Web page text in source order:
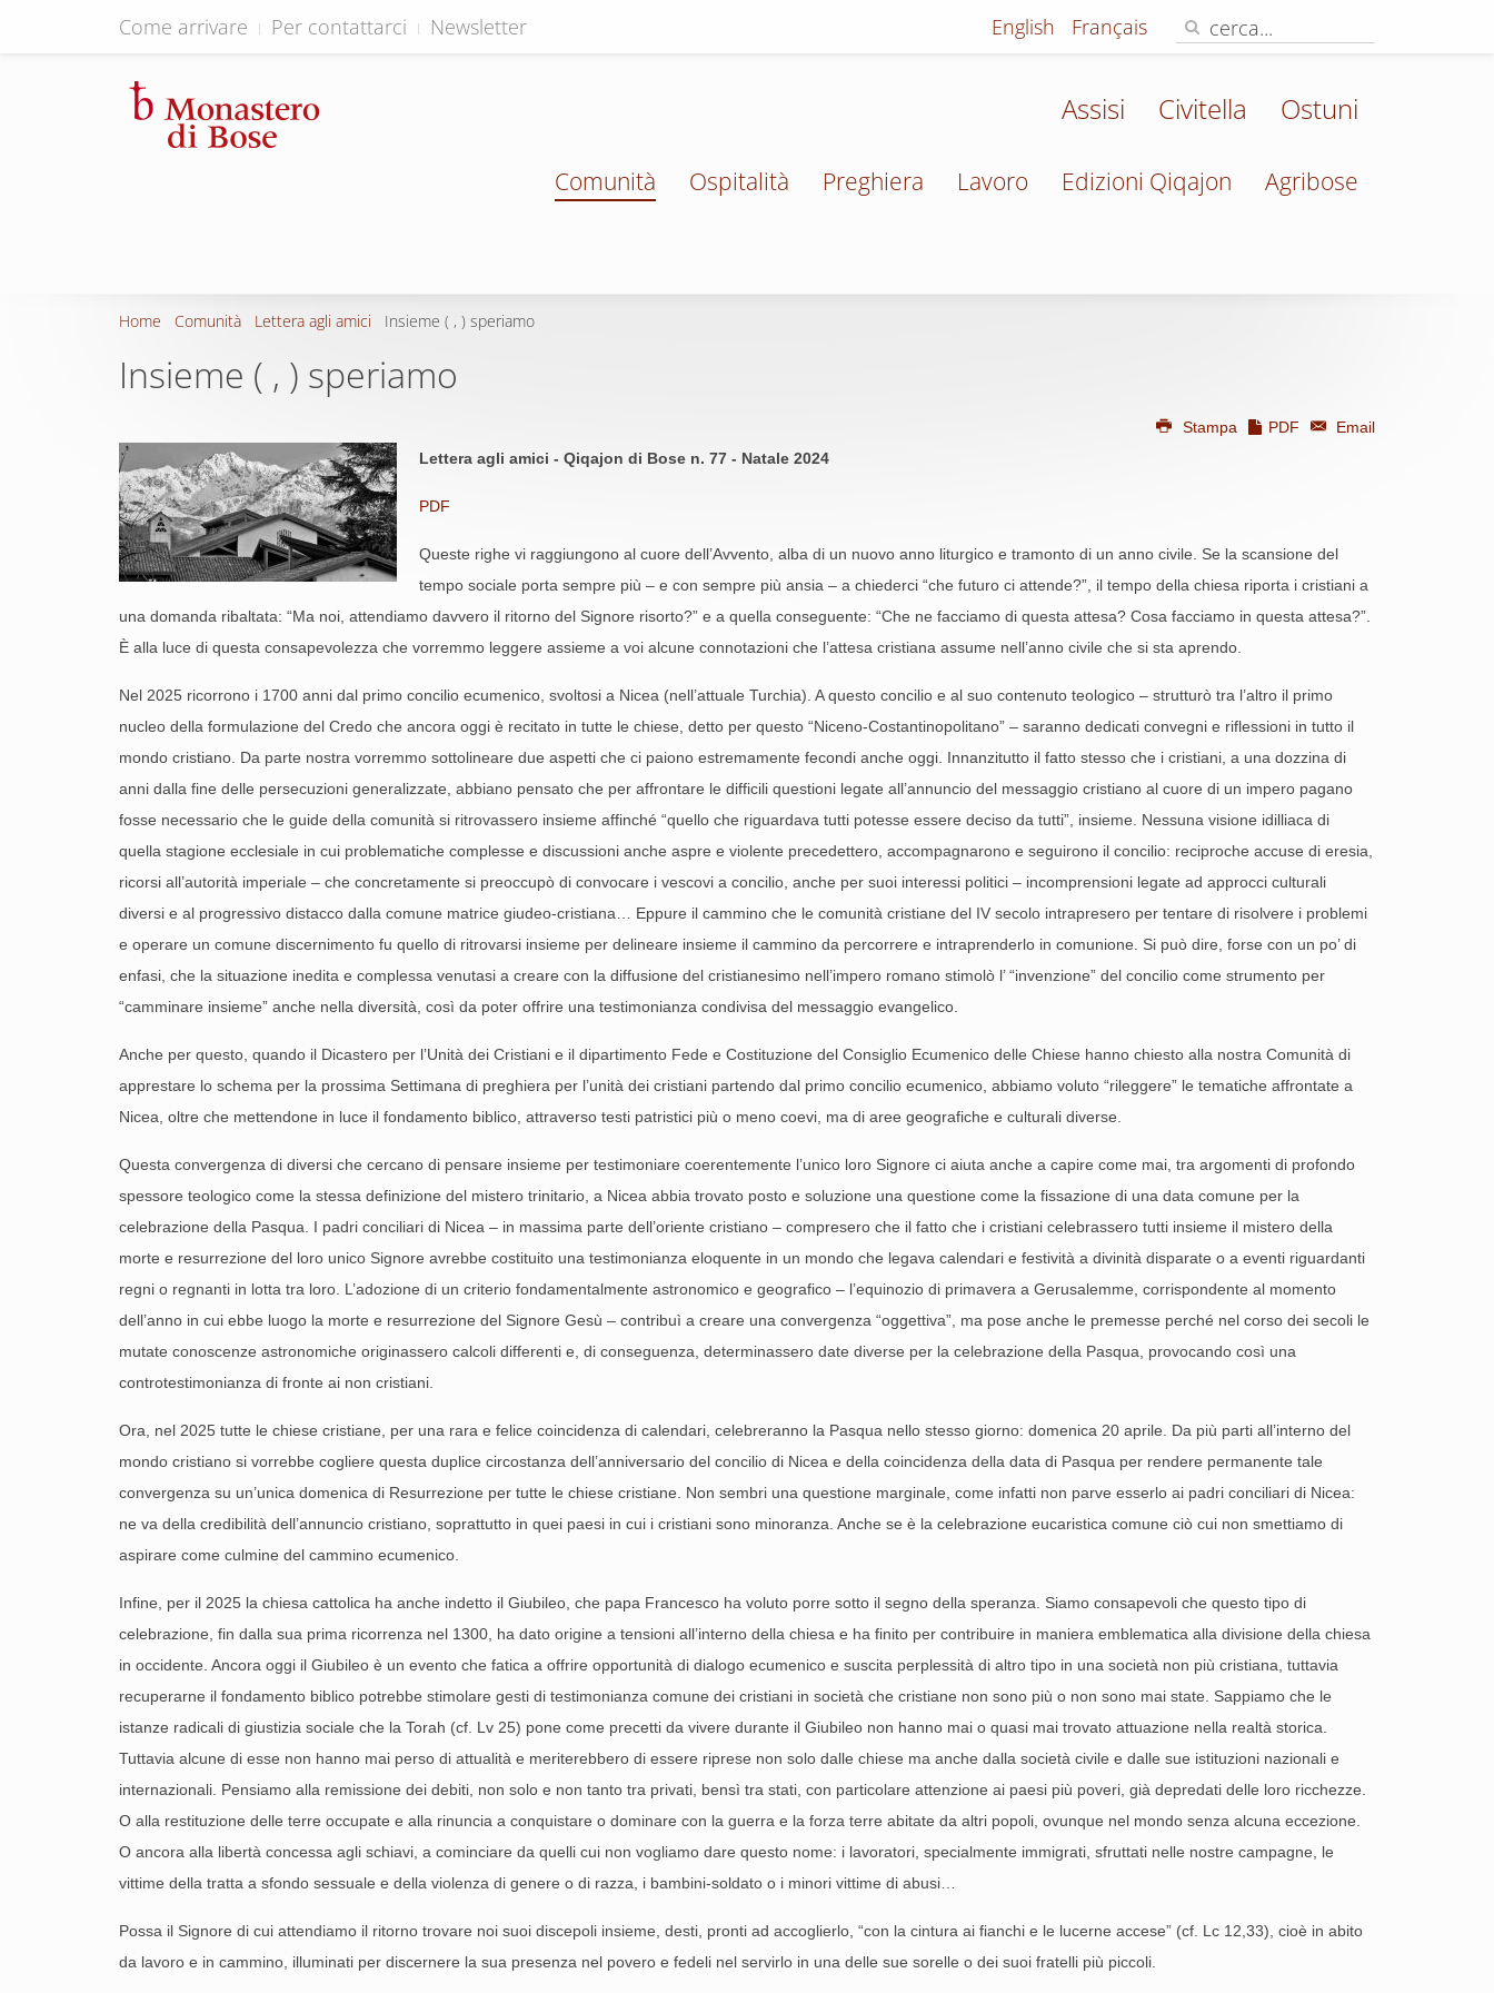
Come arrivare Per contattarci Newsletter English Français
Assisi Civitella Ostuni
Comunità Ospitalità Preghiera Lavoro Edizioni Qiqajon Agribose
Home Comunità Lettera agli amici Insieme ( , ) speriamo
Insieme ( , ) speriamo
Stampa PDF
Email
Lettera agli amici - Qiqajon di Bose n. 77 - Natale 2024
PDF
Queste righe vi raggiungono al cuore dell’Avvento, alba di un nuovo anno liturgico e tramonto di un anno civile. Se la scansione del
tempo sociale porta sempre più – e con sempre più ansia – a chiederci “che futuro ci attende?”, il tempo della chiesa riporta i cristiani a
una domanda ribaltata: “Ma noi, attendiamo davvero il ritorno del Signore risorto?” e a quella conseguente: “Che ne facciamo di questa attesa? Cosa facciamo in questa attesa?”.
È alla luce di questa consapevolezza che vorremmo leggere assieme a voi alcune connotazioni che l’attesa cristiana assume nell’anno civile che si sta aprendo.
Nel 2025 ricorrono i 1700 anni dal primo concilio ecumenico, svoltosi a Nicea (nell’attuale Turchia). A questo concilio e al suo contenuto teologico – strutturò tra l’altro il primo
nucleo della formulazione del Credo che ancora oggi è recitato in tutte le chiese, detto per questo “Niceno-Costantinopolitano” – saranno dedicati convegni e riflessioni in tutto il
mondo cristiano. Da parte nostra vorremmo sottolineare due aspetti che ci paiono estremamente fecondi anche oggi. Innanzitutto il fatto stesso che i cristiani, a una dozzina di
anni dalla fine delle persecuzioni generalizzate, abbiano pensato che per affrontare le difficili questioni legate all’annuncio del messaggio cristiano al cuore di un impero pagano
fosse necessario che le guide della comunità si ritrovassero insieme affinché “quello che riguardava tutti potesse essere deciso da tutti”, insieme. Nessuna visione idilliaca di
quella stagione ecclesiale in cui problematiche complesse e discussioni anche aspre e violente precedettero, accompagnarono e seguirono il concilio: reciproche accuse di eresia,
ricorsi all’autorità imperiale – che concretamente si preoccupò di convocare i vescovi a concilio, anche per suoi interessi politici – incomprensioni legate ad approcci culturali
diversi e al progressivo distacco dalla comune matrice giudeo-cristiana… Eppure il cammino che le comunità cristiane del IV secolo intrapresero per tentare di risolvere i problemi
e operare un comune discernimento fu quello di ritrovarsi insieme per delineare insieme il cammino da percorrere e intraprenderlo in comunione. Si può dire, forse con un po’ di
enfasi, che la situazione inedita e complessa venutasi a creare con la diffusione del cristianesimo nell’impero romano stimolò l’ “invenzione” del concilio come strumento per
“camminare insieme” anche nella diversità, così da poter offrire una testimonianza condivisa del messaggio evangelico.
Anche per questo, quando il Dicastero per l’Unità dei Cristiani e il dipartimento Fede e Costituzione del Consiglio Ecumenico delle Chiese hanno chiesto alla nostra Comunità di
apprestare lo schema per la prossima Settimana di preghiera per l’unità dei cristiani partendo dal primo concilio ecumenico, abbiamo voluto “rileggere” le tematiche affrontate a
Nicea, oltre che mettendone in luce il fondamento biblico, attraverso testi patristici più o meno coevi, ma di aree geografiche e culturali diverse.
Questa convergenza di diversi che cercano di pensare insieme per testimoniare coerentemente l’unico loro Signore ci aiuta anche a capire come mai, tra argomenti di profondo
spessore teologico come la stessa definizione del mistero trinitario, a Nicea abbia trovato posto e soluzione una questione come la fissazione di una data comune per la
celebrazione della Pasqua. I padri conciliari di Nicea – in massima parte dell’oriente cristiano – compresero che il fatto che i cristiani celebrassero tutti insieme il mistero della
morte e resurrezione del loro unico Signore avrebbe costituito una testimonianza eloquente in un mondo che legava calendari e festività a divinità disparate o a eventi riguardanti
regni o regnanti in lotta tra loro. L’adozione di un criterio fondamentalmente astronomico e geografico – l’equinozio di primavera a Gerusalemme, corrispondente al momento
dell’anno in cui ebbe luogo la morte e resurrezione del Signore Gesù – contribuì a creare una convergenza “oggettiva”, ma pose anche le premesse perché nel corso dei secoli le
mutate conoscenze astronomiche originassero calcoli differenti e, di conseguenza, determinassero date diverse per la celebrazione della Pasqua, provocando così una
controtestimonianza di fronte ai non cristiani.
Ora, nel 2025 tutte le chiese cristiane, per una rara e felice coincidenza di calendari, celebreranno la Pasqua nello stesso giorno: domenica 20 aprile. Da più parti all’interno del
mondo cristiano si vorrebbe cogliere questa duplice circostanza dell’anniversario del concilio di Nicea e della coincidenza della data di Pasqua per rendere permanente tale
convergenza su un’unica domenica di Resurrezione per tutte le chiese cristiane. Non sembri una questione marginale, come infatti non parve esserlo ai padri conciliari di Nicea:
ne va della credibilità dell’annuncio cristiano, soprattutto in quei paesi in cui i cristiani sono minoranza. Anche se è la celebrazione eucaristica comune ciò cui non smettiamo di
aspirare come culmine del cammino ecumenico.
Infine, per il 2025 la chiesa cattolica ha anche indetto il Giubileo, che papa Francesco ha voluto porre sotto il segno della speranza. Siamo consapevoli che questo tipo di
celebrazione, fin dalla sua prima ricorrenza nel 1300, ha dato origine a tensioni all’interno della chiesa e ha finito per contribuire in maniera emblematica alla divisione della chiesa
in occidente. Ancora oggi il Giubileo è un evento che fatica a offrire opportunità di dialogo ecumenico e suscita perplessità di altro tipo in una società non più cristiana, tuttavia
recuperarne il fondamento biblico potrebbe stimolare gesti di testimonianza comune dei cristiani in società che cristiane non sono più o non sono mai state. Sappiamo che le
istanze radicali di giustizia sociale che la Torah (cf. Lv 25) pone come precetti da vivere durante il Giubileo non hanno mai o quasi mai trovato attuazione nella realtà storica.
Tuttavia alcune di esse non hanno mai perso di attualità e meriterebbero di essere riprese non solo dalle chiese ma anche dalla società civile e dalle sue istituzioni nazionali e
internazionali. Pensiamo alla remissione dei debiti, non solo e non tanto tra privati, bensì tra stati, con particolare attenzione ai paesi più poveri, già depredati delle loro ricchezze.
O alla restituzione delle terre occupate e alla rinuncia a conquistare o dominare con la guerra e la forza terre abitate da altri popoli, ovunque nel mondo senza alcuna eccezione.
O ancora alla libertà concessa agli schiavi, a cominciare da quelli cui non vogliamo dare questo nome: i lavoratori, specialmente immigrati, sfruttati nelle nostre campagne, le
vittime della tratta a sfondo sessuale e della violenza di genere o di razza, i bambini-soldato o i minori vittime di abusi…
Possa il Signore di cui attendiamo il ritorno trovare noi suoi discepoli insieme, desti, pronti ad accoglierlo, “con la cintura ai fianchi e le lucerne accese” (cf. Lc 12,33), cioè in abito
da lavoro e in cammino, illuminati per discernere la sua presenza nel povero e fedeli nel servirlo in una delle sue sorelle o dei suoi fratelli più piccoli.